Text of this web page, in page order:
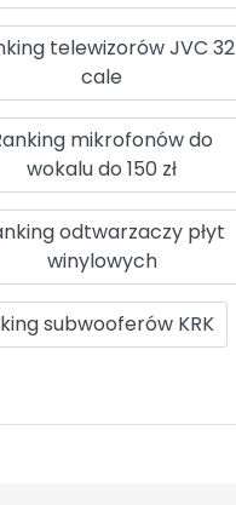
telewizorów JVC 32
cale
mikrofonów do
wokalu do 150 zł
odtwarzaczy płyt
winylowych
subwooferów KRK